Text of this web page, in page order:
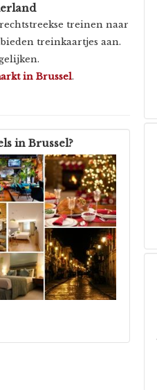
treinen naar
treinkaartjes aan.
in Brussel.
in Brussel?